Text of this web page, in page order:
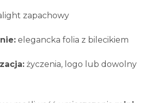
zapachowy
elegancka folia z bilecikiem
życzenia, logo lub dowolny